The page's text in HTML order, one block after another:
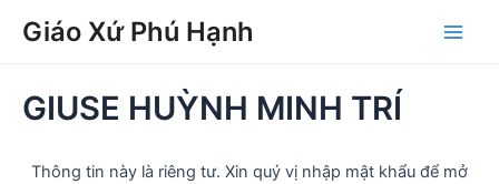
Giáo Xứ Phú Hạnh
Main
GIUSE HUỲNH MINH TRÍ
Thông tin này là riêng tư. Xin quý vị nhập mật khẩu để mở
navigation